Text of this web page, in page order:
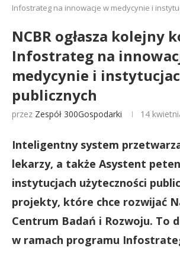
Infostrateg na innowacje w medycynie i
NCBR ogłasza kolejny
Infostrateg na
medycynie i
publicznych
przez Zespół 300Gospodarki 14
Inteligentny system
lekarzy, a także Asystent
instytucjach użyteczności
projekty, które chce rozwijać
Centrum Badań i Rozwoju. To
w ramach programu